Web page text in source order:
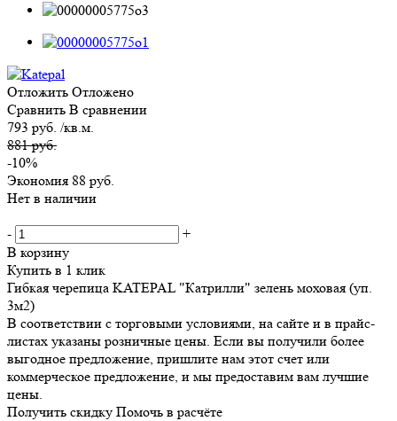
Отложить Отложено
Сравнить В сравнении
793 руб. /кв.м.
881 руб.
-10%
Экономия 88 руб.
Нет в наличии
-
+
В корзину
Купить в 1 клик
Гибкая черепица KATEPAL "Катрилли" зелень моховая (уп.
3м2)
В соответствии с торговыми условиями, на сайте и в прайс-
листах указаны розничные цены. Если вы получили более
выгодное предложение, пришлите нам этот счет или
коммерческое предложение, и мы предоставим вам лучшие
цены.
Получить скидку Помочь в расчёте